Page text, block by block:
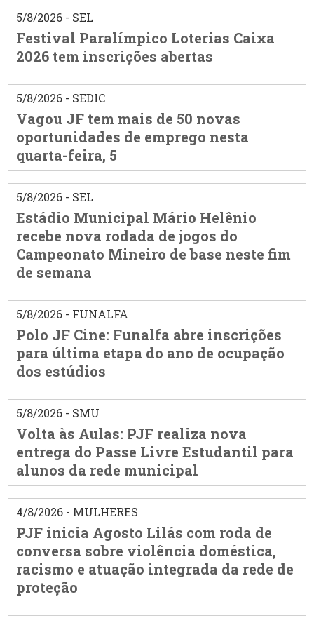
5/8/2026 - SEL
Festival Paralímpico Loterias Caixa
2026 tem inscrições abertas
5/8/2026 - SEDIC
Vagou JF tem mais de 50 novas
oportunidades de emprego nesta
quarta-feira, 5
5/8/2026 - SEL
Estádio Municipal Mário Helênio
recebe nova rodada de jogos do
Campeonato Mineiro de base neste fim
de semana
5/8/2026 - FUNALFA
Polo JF Cine: Funalfa abre inscrições
para última etapa do ano de ocupação
dos estúdios
5/8/2026 - SMU
Volta às Aulas: PJF realiza nova
entrega do Passe Livre Estudantil para
alunos da rede municipal
4/8/2026 - MULHERES
PJF inicia Agosto Lilás com roda de
conversa sobre violência doméstica,
racismo e atuação integrada da rede de
proteção